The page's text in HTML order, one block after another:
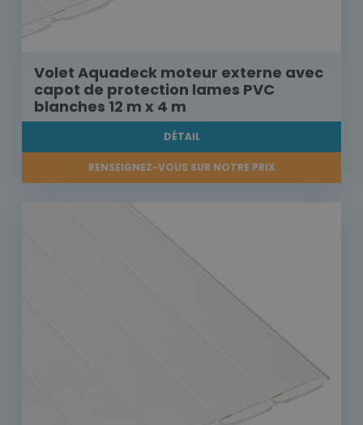
Volet Aquadeck moteur externe avec
capot de protection lames PVC
blanches 12 m x 4 m
DÉTAIL
RENSEIGNEZ-VOUS SUR NOTRE PRIX